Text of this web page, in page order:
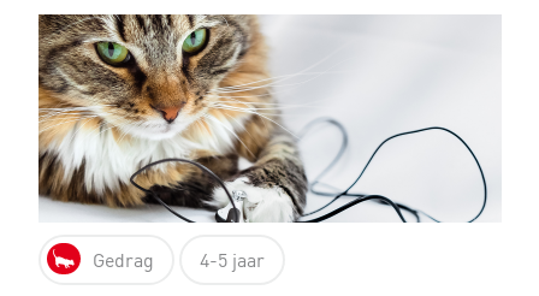
Gedrag 4-5 jaar